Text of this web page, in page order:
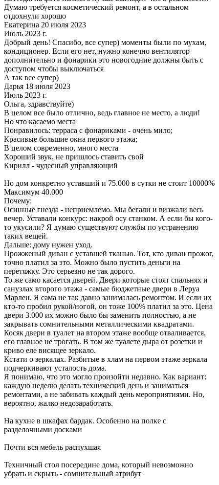
Думаю требуется косметический ремонт, а в остальном
отдохнули хорошо
Екатерина 20 июля 2023
Июль 2023 г.
Добрый день! Спасибо, все супер) моменты были по мухам,
кондиционер. Если его нет, нужно конечно вентилятор
дополнительно и фонарики это новогодние должны быть с
доступом чтобы выключаться
А так все супер)
Дарья 18 июля 2023
Июль 2023 г.
Ольга, здравствуйте)
В целом все было отлично, ведь главное не место, а люди!
Но что касаемо места
Понравилось: терраса с фонариками - очень мило;
Красивые большие окна первого этажа;
В целом современно, много места
Хороший звук, не пришлось ставить свой
Кирилл - чудесный управляющий
Но дом конкретно уставший и 75.000 в сутки не стоит 10000%
Максимум 40.000
Почему:
Осинные гнезда - неприемлемо. Мы бегали и визжали весь
вечер. Уставали конкурс: накрой осу станком. А если бы кого-
то укусили? Я думаю существуют службы по устранению
таких вещей.
Дальше: дому нужен уход.
Прожженый диван с уставшей тканью. Тот, кто диван прожог,
точно платил за это. Можно было пустить деньги на
перетяжку. Это серьезно не так дорого.
То же само касается дверей. Двери которые стоят спальнях и
санузлах второго этажа - самые бюджетные двери в Леруа
Марлен. Я сама не так давно занималась ремонтом. И если их
кто-то пробил рукой/ногой, он тоже 100% платил за это. Цена
двери 3.000 их можно было бы заменить полностью, а не
закрывать сомнительными металлическими квадратами.
Косяк двери в туалет на втором этаже вообще отваливается,
его главное не трогать. В том же туалете дыра от розетки и
криво еле висящее зеркало.
Кстати о зеркалах. Разбитые в хлам на первом этаже зеркала
подчеркивают усталость дома.
Я понимаю, что это могло произойти недавно. Как вариант:
каждую неделю делать технический день и заниматься
ремонтами, а не забивать каждый день мероприятиями. Но,
вероятно, жалко недозаработать.
На кухне в шкафах бардак. Особенно на полке с
разделочными досками
Почти вся мебель распухшая
Техничный стол посередине дома, который невозможно
убрать и скрыть - сомнительный атрибут